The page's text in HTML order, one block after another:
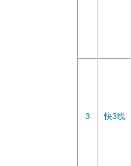
3 快3线